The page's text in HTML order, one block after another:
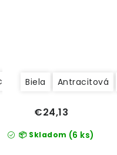
Biela Antracitová
📦 Skladom (6 ks)
€24,13